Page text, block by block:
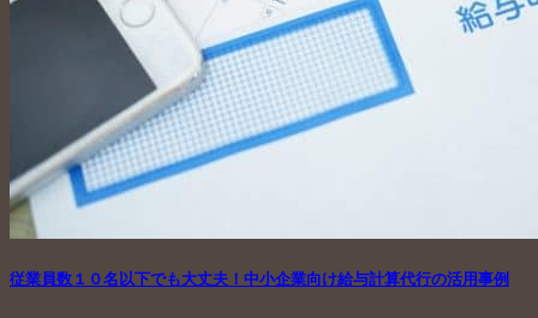
従業員数１０名以下でも大丈夫！中小企業向け給与計算代行の活用事例